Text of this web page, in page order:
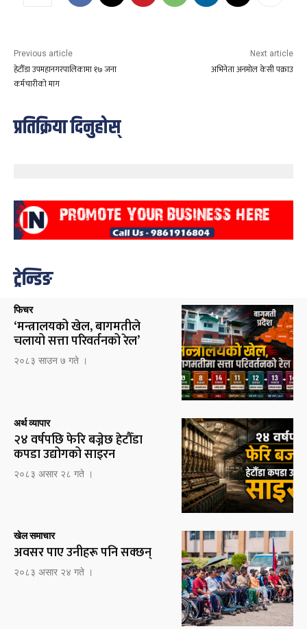
Previous article
हेटौँडा उपमहानगरपालिकामा १७ जना
कर्मचारीको माग
Next article
अभिनेता अनमोल केसी पक्राउ
प्रतिक्रिया दिनुहोस्
ट्रेन्डिङ
फिचर
‘मन्त्रालयको खेल, बागमतीले
चलायो सत्ता परिवर्तनको रेल’
२०८३ साउन ७ गते ।
अर्थ व्यापार
२४ वर्षपछि फेरि बज्नेछ हेटौँडा
कपडा उद्योगको साइरन
२०८३ असार २८ गते ।
खेल समाचार
अवसर पाए उनीहरू पनि सक्छन्
२०८३ असार २४ गते ।